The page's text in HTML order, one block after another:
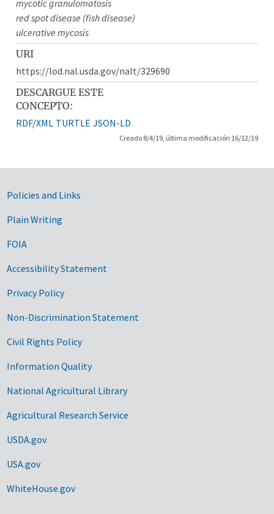
mycotic granulomatosis
red spot disease (fish disease)
ulcerative mycosis
URI
https://lod.nal.usda.gov/nalt/329690
DESCARGUE ESTE
CONCEPTO:
RDF/XML TURTLE JSON-LD
Creado 8/4/19, última modificación 16/12/19
Government Links
Policies and Links
Plain Writing
FOIA
Accessibility Statement
Privacy Policy
Non-Discrimination Statement
Civil Rights Policy
Information Quality
National Agricultural Library
Agricultural Research Service
USDA.gov
USA.gov
WhiteHouse.gov